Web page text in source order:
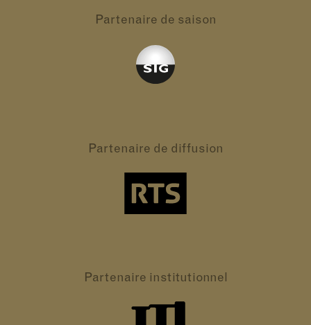
Partenaire de saison
Partenaire de diffusion
Partenaire institutionnel